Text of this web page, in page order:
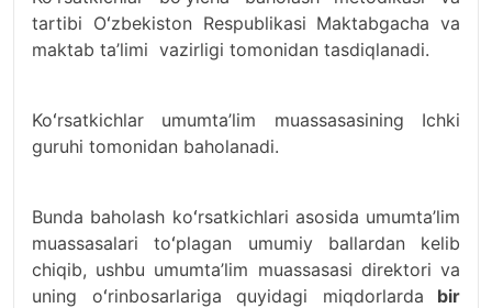
tartibi Oʻzbekiston Respublikasi Maktabgacha va
maktab ta’limi vazirligi tomonidan tasdiqlanadi.
Koʻrsatkichlar umumta’lim muassasasining Ichki
guruhi tomonidan baholanadi.
Bunda baholash koʻrsatkichlari asosida umumta’lim
muassasalari toʻplagan umumiy ballardan kelib
chiqib, ushbu umumta’lim muassasasi direktori va
uning oʻrinbosarlariga quyidagi miqdorlarda bir